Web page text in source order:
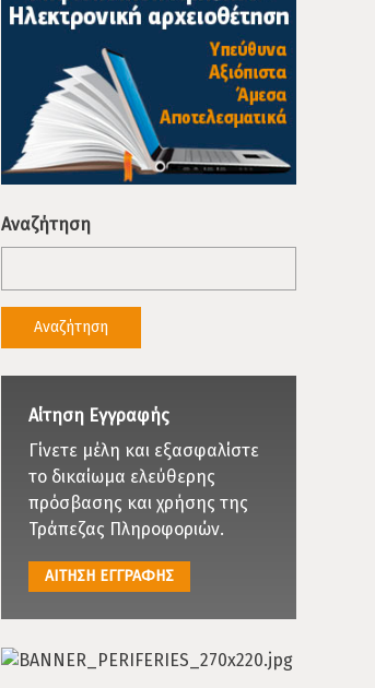
Αναζήτηση
Αίτηση Εγγραφής
Γίνετε μέλη και εξασφαλίστε
το δικαίωμα ελεύθερης
πρόσβασης και χρήσης της
Τράπεζας Πληροφοριών.
ΑΙΤΗΣΗ ΕΓΓΡΑΦΗΣ